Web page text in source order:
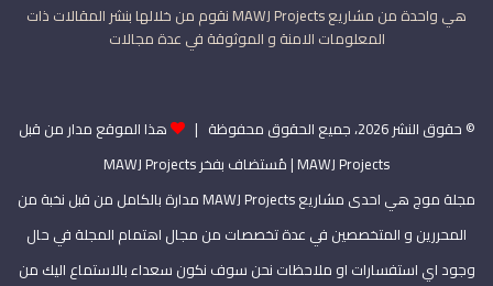
هي واحدة من مشاريع MAWJ Projects نقوم من خلالها بنشر المقالات ذات
المعلومات الامنة و الموثوقة في عدة مجالات
© حقوق النشر 2026، جميع الحقوق محفوظة |
هذا الموقع مدار من قبل
MAWJ Projects | مُستضاف بفخرMAWJ Projects
مجلة موج هي احدى مشاريع MAWJ Projects مدارة بالكامل من قبل نخبة من
المحررين و المتخصصين في عدة تخصصات من مجال اهتمام المجلة في حال
وجود اي استفسارات او ملاحظات نحن سوف نكون سعداء بالاستماع اليك من